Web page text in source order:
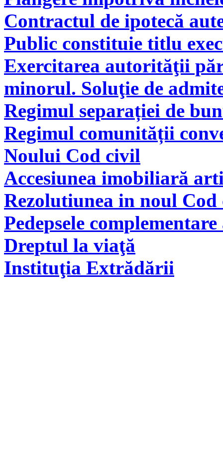
Contractul de ipotecă
Public constituie titlu
Exercitarea autorităţii
minorul. Soluţie de
Regimul separației de
Regimul comunității
Noului Cod civil
Accesiunea imobiliară
Rezolutiunea in noul
Pedepsele
Dreptul la viaţă
Instituţia Extrădării